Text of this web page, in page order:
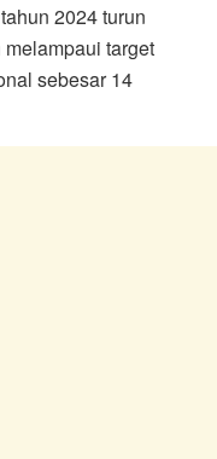
2024 turun
target
sebesar 14